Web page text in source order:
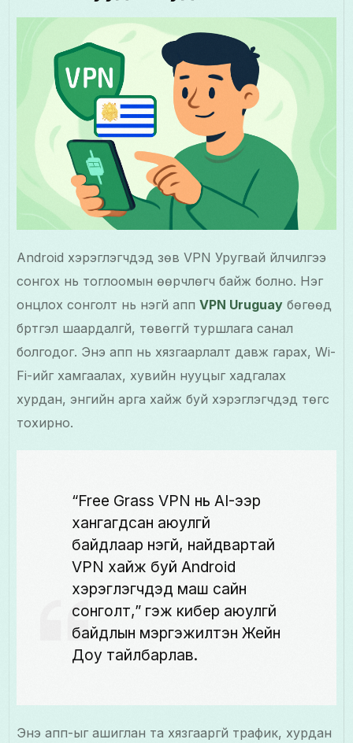
Android хэрэглэгчдэд зөв VPN Уругвай үйлчилгээ
сонгох нь тоглоомын өөрчлөгч байж болно. Нэг
онцлох сонголт нь үнэгүй аппVPN Uruguay бөгөөд
бүртгэл шаардалгүй, төвөггүй туршлага санал
болгодог. Энэ апп нь хязгаарлалт давж гарах, Wi-
Fi-ийг хамгаалах, хувийн нууцыг хадгалах
хурдан, энгийн арга хайж буй хэрэглэгчдэд төгс
тохирно.
“Free Grass VPN нь AI-ээр
хангагдсан аюулгүй
байдлаар үнэгүй, найдвартай
VPN хайж буй Android
хэрэглэгчдэд маш сайн
сонголт,” гэж кибер аюулгүй
байдлын мэргэжилтэн Жейн
Доу тайлбарлав.
Энэ апп-ыг ашиглан та хязгааргүй трафик, хурдан